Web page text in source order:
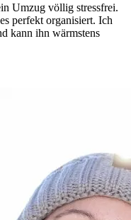
Umzug völlig stressfrei.
perfekt organisiert. Ich
kann ihn wärmstens